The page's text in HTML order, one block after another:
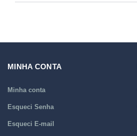
MINHA CONTA
Minha conta
Esqueci Senha
Esqueci E-mail